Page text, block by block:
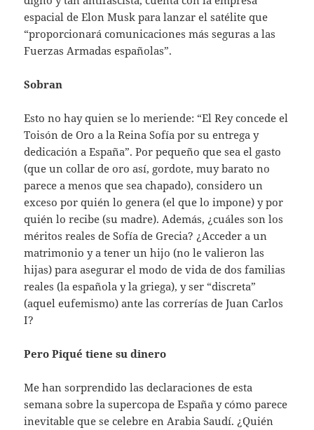
espacial de Elon Musk para lanzar el satélite que
“proporcionará comunicaciones más seguras a las
Fuerzas Armadas españolas”.
Sobran
Esto no hay quien se lo meriende: “El Rey concede el
Toisón de Oro a la Reina Sofía por su entrega y
dedicación a España”. Por pequeño que sea el gasto
(que un collar de oro así, gordote, muy barato no
parece a menos que sea chapado), considero un
exceso por quién lo genera (el que lo impone) y por
quién lo recibe (su madre). Además, ¿cuáles son los
méritos reales de Sofía de Grecia? ¿Acceder a un
matrimonio y a tener un hijo (no le valieron las
hijas) para asegurar el modo de vida de dos familias
reales (la española y la griega), y ser “discreta”
(aquel eufemismo) ante las correrías de Juan Carlos
I?
Pero Piqué tiene su dinero
Me han sorprendido las declaraciones de esta
semana sobre la supercopa de España y cómo parece
inevitable que se celebre en Arabia Saudí. ¿Quién